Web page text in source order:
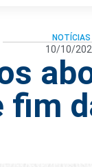
NOTÍCIAS
10/10/
fim